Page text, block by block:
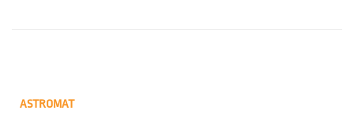
ASTROMAT